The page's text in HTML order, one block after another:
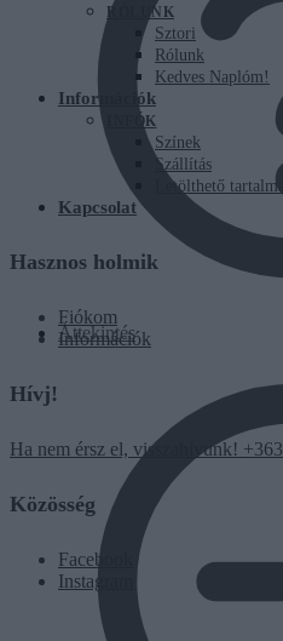
Áttekintés
RÓLUNK
Sztori
Rólunk
Kedves Naplóm!
Információk
INFÓK
Színek
Szállítás
Letölthető
Kapcsolat
Hasznos holmik
Fiókom
Információk
Hívj!
Ha nem érsz el, visszahívunk!
Közösség
Facebook
Instagram